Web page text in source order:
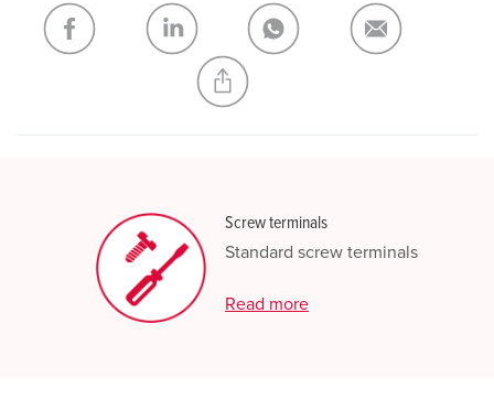
My list ADD
CREATE A NEW LIST
Screw terminals
Standard screw terminals
Read more